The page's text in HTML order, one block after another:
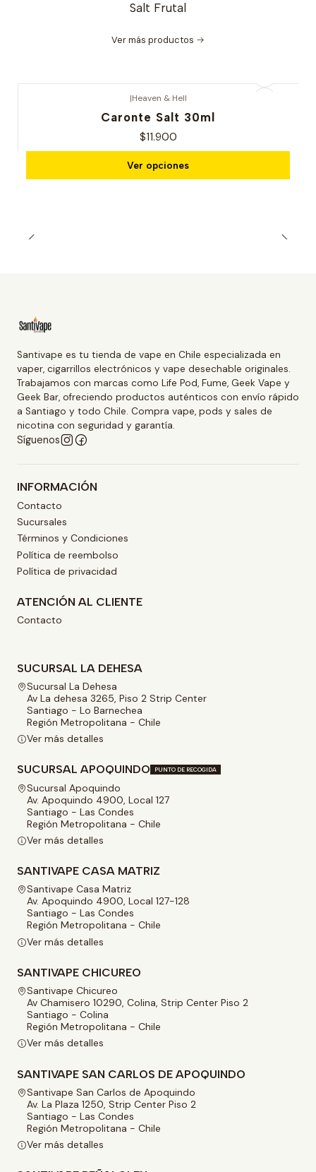
Salt Frutal
Ver más productos
|Heaven & Hell
Caronte Salt 30ml
$11.900
Ver opciones
Santivape es tu tienda de vape en Chile especializada en
vaper, cigarrillos electrónicos y vape desechable originales.
Trabajamos con marcas como Life Pod, Fume, Geek Vape y
Geek Bar, ofreciendo productos auténticos con envío rápido
a Santiago y todo Chile. Compra vape, pods y sales de
nicotina con seguridad y garantía.
Síguenos
INFORMACIÓN
Contacto
Sucursales
Términos y Condiciones
Política de reembolso
Política de privacidad
ATENCIÓN AL CLIENTE
Contacto
SUCURSAL LA DEHESA
Sucursal La Dehesa
Av La dehesa 3265, Piso 2 Strip Center
Santiago - Lo Barnechea
Región Metropolitana - Chile
Ver más detalles
SUCURSAL APOQUINDO PUNTO DE RECOGIDA
Sucursal Apoquindo
Av. Apoquindo 4900, Local 127
Santiago - Las Condes
Región Metropolitana - Chile
Ver más detalles
SANTIVAPE CASA MATRIZ
Santivape Casa Matriz
Av. Apoquindo 4900, Local 127-128
Santiago - Las Condes
Región Metropolitana - Chile
Ver más detalles
SANTIVAPE CHICUREO
Santivape Chicureo
Av Chamisero 10290, Colina, Strip Center Piso 2
Santiago - Colina
Región Metropolitana - Chile
Ver más detalles
SANTIVAPE SAN CARLOS DE APOQUINDO
Santivape San Carlos de Apoquindo
Av. La Plaza 1250, Strip Center Piso 2
Santiago - Las Condes
Región Metropolitana - Chile
Ver más detalles